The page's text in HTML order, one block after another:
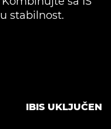
stabilnost.
IBIS UKLJUČEN